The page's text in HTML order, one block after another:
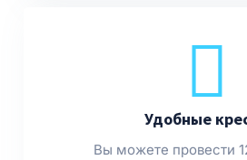
Удобные
Вы можете провести